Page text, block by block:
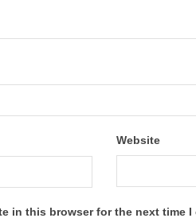
Website
in this browser for the next time I